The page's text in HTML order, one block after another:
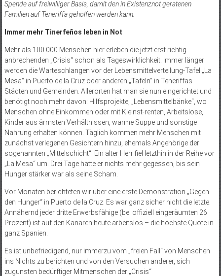
Spende auf freiwilliger Basis, damit den in Existenznot geratenen
Familien auf Teneriffa geholfen werden kann.
Immer mehr Tinerfeños leben in Not
Mehr als 100.000 Menschen hier erleben die jetzt erst richtig
anbrechenden „Crisis“ schon als Tageswirklichkeit. Immer länger
werden die Warteschlangen vor der Lebensmittelverteilung-Tafel „La
Mesa“ in Puerto de la Cruz oder anderen „Tafeln“ in Teneriffas
Städten und Gemeinden. Allerorten hat man sie nun eingerichtet und
benötigt noch mehr davon: Hilfsprojekte, „Lebensmittelbänke“, wo
Menschen ohne Einkommen oder mit Kleinst-renten, Arbeitslose,
Kinder aus ärmsten Verhältnissen, warme Suppe und sonstige
Nahrung erhalten können. Täglich kommen mehr Menschen mit
zunächst verlegenen Gesichtern hinzu, ehemals Angehörige der
sogenannten „Mittelschicht“. Ein alter Herr fiel letzthin in der Reihe vor
„La Mesa“ um. Drei Tage hatte er nichts mehr gegessen, bis sein
Hunger stärker war als seine Scham.
Vor Monaten berichteten wir über eine erste Demonstration „Gegen
den Hunger“ in Puerto de la Cruz. Es war ganz sicher nicht die letzte.
Annähernd jeder dritte Erwerbsfähige (bei offiziell eingeräumten 26
Prozent) ist auf den Kanaren heute arbeitslos – die höchste Quote in
ganz Spanien.
Es ist unbefriedigend, nur immerzu vom „freien Fall“ von Menschen
ins Nichts zu berichten und von den Versuchen anderer, sich
zugunsten bedürftiger Mitmenschen der „Crisis“